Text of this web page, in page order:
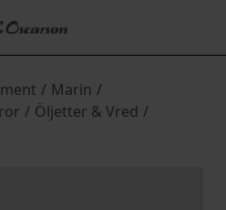
/ Marin /
/ Öljetter & Vred /